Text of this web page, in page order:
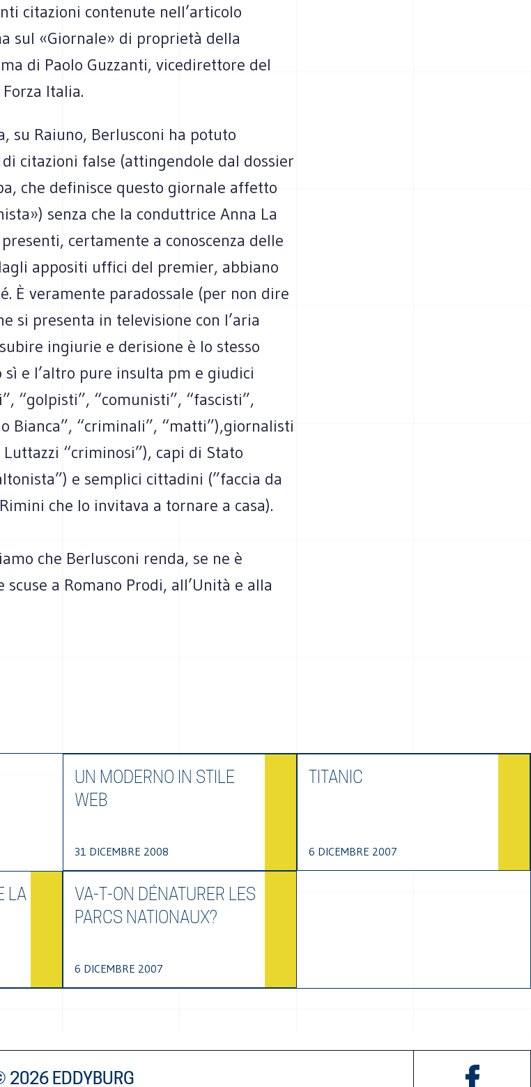
citazioni contenute nell’articolo
sul «Giornale» di proprietà della
di Paolo Guzzanti, vicedirettore del
Italia.
su Raiuno, Berlusconi ha potuto
citazioni false (attingendole dal dossier
che definisce questo giornale affetto
senza che la conduttrice Anna La
certamente a conoscenza delle
appositi uffici del premier, abbiano
È veramente paradossale (per non dire
si presenta in televisione con l’aria
ingiurie e derisione è lo stesso
e l’altro pure insulta pm e giudici
“golpisti”, “comunisti”, “fascisti”,
Bianca”, “criminali”, “matti”),giornalisti
“criminosi”), capi di Stato
e semplici cittadini (”faccia da
che lo invitava a tornare a casa).
che Berlusconi renda, se ne è
a Romano Prodi, all’Unità e alla
UN MODERNO IN STILE
WEB
31 DICEMBRE 2008
TITANIC
6 DICEMBRE 2007
LA
VA-T-ON DÉNATURER LES
PARCS NATIONAUX?
6 DICEMBRE 2007
2026 EDDYBURG